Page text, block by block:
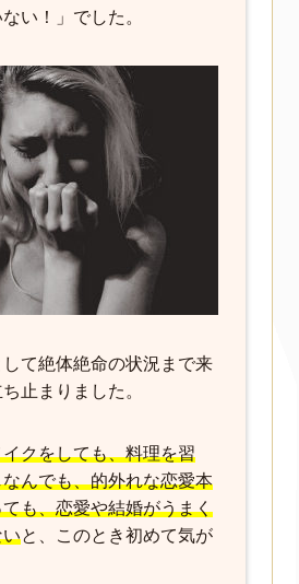
い！」でした。
て絶体絶命の状況まで来
止まりました。
クをしても、料理を習
んでも、的外れな恋愛本
も、恋愛や結婚がうまく
と、このとき初めて気が